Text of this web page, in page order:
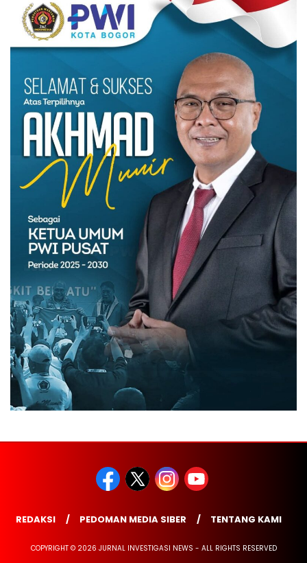
REDAKSI PEDOMAN MEDIA SIBER TENTANG KAMI
COPYRIGHT © 2026 JURNAL INVESTIGASI NEWS - ALL RIGHTS RESERVED